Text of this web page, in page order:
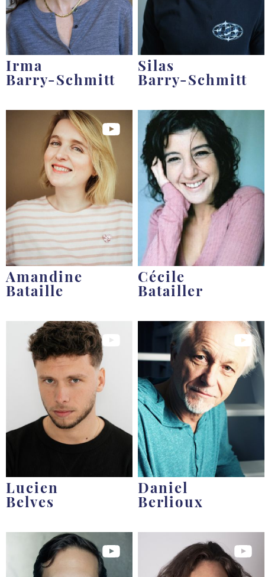
Irma
Barry-Schmitt
Silas
Barry-Schmitt
Amandine
Bataille
Cécile
Batailler
Lucien
Belves
Daniel
Berlioux